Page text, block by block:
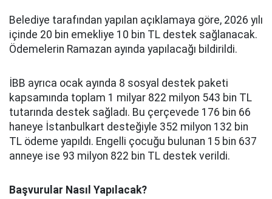
Belediye tarafından yapılan açıklamaya göre, 2026 yılı
içinde 20 bin emekliye 10 bin TL destek sağlanacak.
Ödemelerin Ramazan ayında yapılacağı bildirildi.
İBB ayrıca ocak ayında 8 sosyal destek paketi
kapsamında toplam 1 milyar 822 milyon 543 bin TL
tutarında destek sağladı. Bu çerçevede 176 bin 66
haneye İstanbulkart desteğiyle 352 milyon 132 bin
TL ödeme yapıldı. Engelli çocuğu bulunan 15 bin 637
anneye ise 93 milyon 822 bin TL destek verildi.
Başvurular Nasıl Yapılacak?